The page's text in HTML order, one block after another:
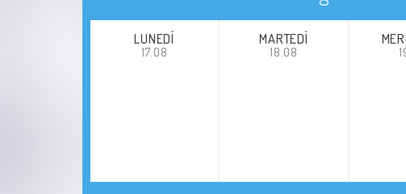
LUNEDÍ
17.08
MARTEDÌ
18.08